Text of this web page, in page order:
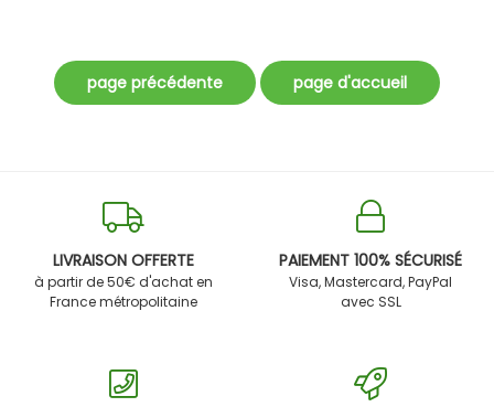
LIVRAISON OFFERTE
à partir de 50€ d'achat en
France métropolitaine
PAIEMENT 100% SÉCURISÉ
Visa, Mastercard, PayPal
avec SSL